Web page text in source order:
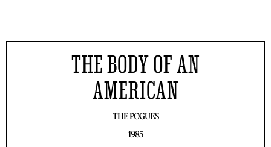
THE BODY OF AN
AMERICAN
THE POGUES
1985